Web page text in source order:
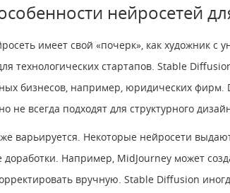
нейросетей
имеет свой «почерк», как художник
технологических стартапов. Stable
бизнесов, например, юридических фирм.
не всегда подходят для структурного
варьируется. Некоторые нейросети
Например, MidJourney может
вручную. Stable Diffusion